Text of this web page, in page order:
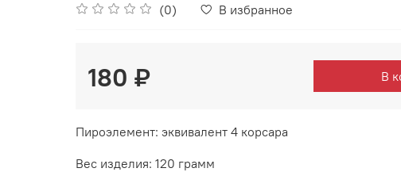
(0) В избранное
180 ₽ В
Пироэлемент: эквивалент 4 корсара
Вес изделия: 120 грамм